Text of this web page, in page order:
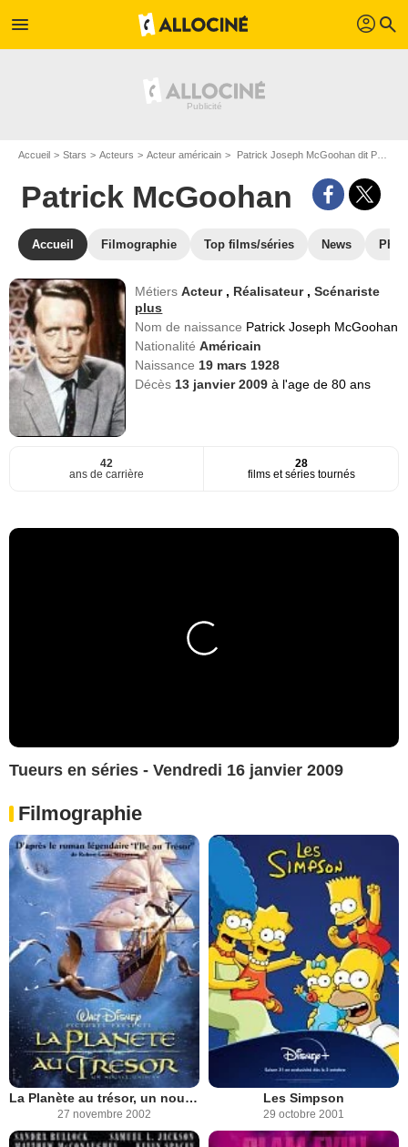
menu profil search
Accueil Stars Acteurs Acteur américain Patrick Joseph McGoohan dit Patrick McGoohan
Patrick McGoohan
Accueil Filmographie Top films/séries News
MétiersActeur , Réalisateur ,Scénariste
plus
Nom de naissance Patrick Joseph McGoohan
NationalitéAméricain
Naissance 19 mars 1928
Décès 13 janvier 2009à l'age de 80 ans
42
ans de carrière
28
films et séries tournés
Tueurs en séries - Vendredi 16 janvier 2009
Filmographie
La Planète au trésor, un nouvel univers
27 novembre 2002
Les Simpson
29 octobre 2001